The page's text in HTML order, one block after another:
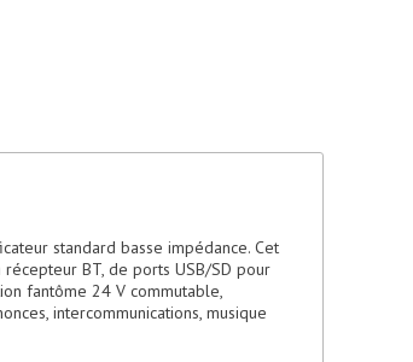
standard basse impédance. Cet
BT, de ports USB/SD pour
fantôme 24 V commutable,
intercommunications, musique